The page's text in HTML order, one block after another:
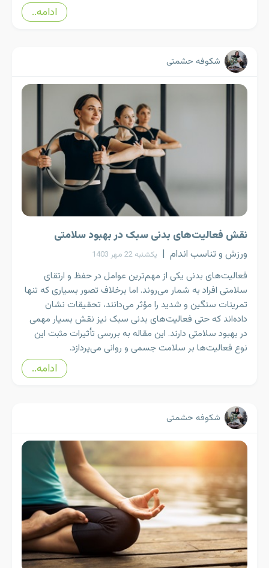
ادامه..
شکوفه حشمتی
نقش فعالیت‌های بدنی سبک در بهبود سلامتی
ورزش و تناسب اندام | یکشنبه 22 مهر 1403
فعالیت‌های بدنی یکی از مهم‌ترین عوامل در حفظ و ارتقای
سلامتی افراد به شمار می‌روند. اما برخلاف تصور بسیاری که تنها
تمرینات سنگین و شدید را مؤثر می‌دانند، تحقیقات نشان
داده‌اند که حتی فعالیت‌های بدنی سبک نیز نقش بسیار مهمی
در بهبود سلامتی دارند. این مقاله به بررسی تأثیرات مثبت این
نوع فعالیت‌ها بر سلامت جسمی و روانی می‌پردازد.
ادامه..
شکوفه حشمتی